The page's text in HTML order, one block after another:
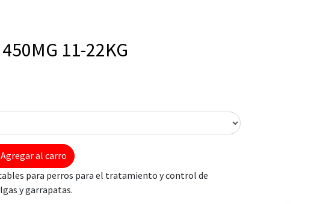
11-22KG
Agregar al carro
para perros para el tratamiento y control de
y garrapatas.